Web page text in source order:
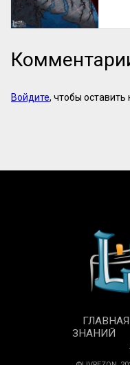
Войдите, чтобы оставить
ГЛАВНАЯ
ЗНАНИЙ